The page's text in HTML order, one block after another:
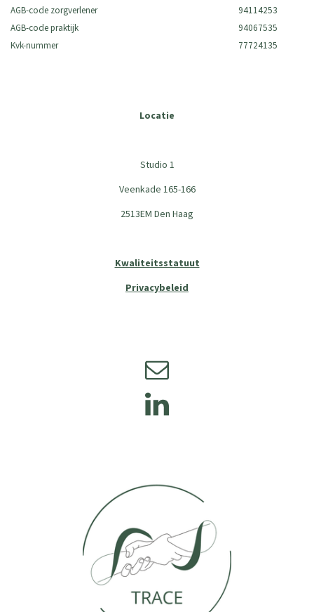
AGB-code zorgverlener
94114253
AGB-code praktijk
94067535
Kvk-nummer
77724135
Locatie
Studio 1
Veenkade 165-166
2513EM Den Haag
Kwaliteitsstatuut
Privacybeleid